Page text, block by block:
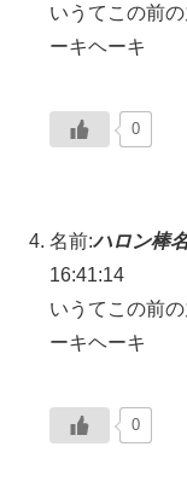
いうてこの前
ーキヘーキ
0
名前:ハロン棒
16:41:14
いうてこの前
ーキヘーキ
0